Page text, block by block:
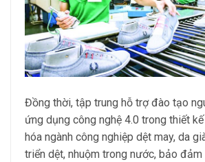
Đồng thời, tập trung hỗ trợ đào tạo
ứng dụng công nghệ 4.0 trong thiết
hóa ngành công nghiệp dệt may, da
triển dệt, nhuộm trong nước, bảo đảm